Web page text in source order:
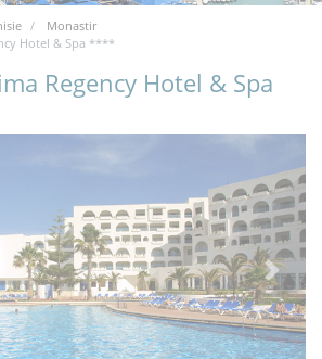
Monastir
Hotel & Spa ****
Regency Hotel & Spa
Next